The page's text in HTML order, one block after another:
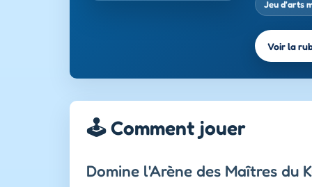
Jeu d’arts
Voir la
🕹️ Comment jouer
Domine l'Arène des Maîtres du